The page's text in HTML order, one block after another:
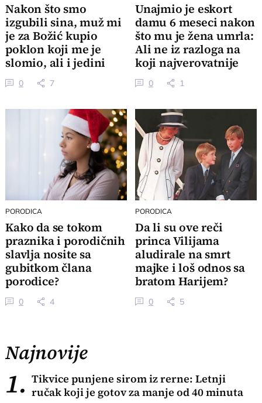
Nakon što smo
izgubili sina, muž mi
je za Božić kupio
poklon koji me je
slomio, ali i jedini
uspeo da nasmeje
0 7
Unajmio je eskort
damu 6 meseci nakon
što mu je žena umrla:
Ali ne iz razloga na
koji najverovatnije
mislite
0 1
PORODICA
Kako da se tokom
praznika i porodičnih
slavlja nosite sa
gubitkom člana
porodice?
0 4
PORODICA
Da li su ove reči
princa Vilijama
aludirale na smrt
majke i loš odnos sa
bratom Harijem?
0 5
Najnovije
1. Tikvice punjene sirom iz rerne: Letnji
ručak koji je gotov za manje od 40 minuta